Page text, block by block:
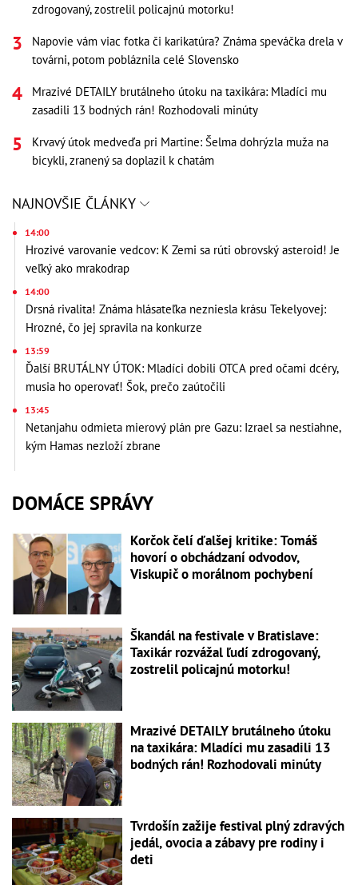
zdrogovaný, zostrelil policajnú motorku!
Napovie vám viac fotka či karikatúra? Známa speváčka drela v
továrni, potom pobláznila celé Slovensko
Mrazivé DETAILY brutálneho útoku na taxikára: Mladíci mu
zasadili 13 bodných rán! Rozhodovali minúty
Krvavý útok medveďa pri Martine: Šelma dohrýzla muža na
bicykli, zranený sa doplazil k chatám
NAJNOVŠIE ČLÁNKY
14:00
Hrozivé varovanie vedcov: K Zemi sa rúti obrovský asteroid! Je
veľký ako mrakodrap
14:00
Drsná rivalita! Známa hlásateľka nezniesla krásu Tekelyovej:
Hrozné, čo jej spravila na konkurze
13:59
Ďalší BRUTÁLNY ÚTOK: Mladíci dobili OTCA pred očami dcéry,
musia ho operovať! Šok, prečo zaútočili
13:45
Netanjahu odmieta mierový plán pre Gazu: Izrael sa nestiahne,
kým Hamas nezloží zbrane
DOMÁCE SPRÁVY
Korčok čelí ďalšej kritike: Tomáš
hovorí o obchádzaní odvodov,
Viskupič o morálnom pochybení
Škandál na festivale v Bratislave:
Taxikár rozvážal ľudí zdrogovaný,
zostrelil policajnú motorku!
Mrazivé DETAILY brutálneho útoku
na taxikára: Mladíci mu zasadili 13
bodných rán! Rozhodovali minúty
Tvrdošín zažije festival plný zdravých
jedál, ovocia a zábavy pre rodiny i
deti